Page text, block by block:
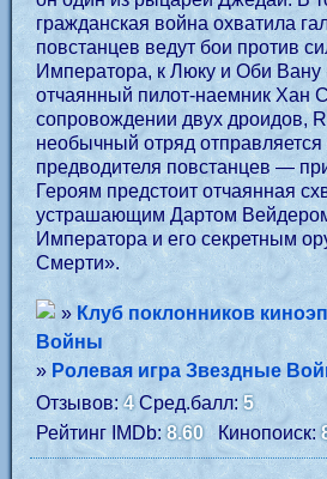
гражданская война охватила
повстанцев ведут бои против
Императора, к Люку и Оби Вану
отчаянный пилот-наемник Хан
сопровождении двух дроидов,
необычный отряд отправляется
предводителя повстанцев —
Героям предстоит отчаянная
устрашающим Дартом
Императора и его секретным
Смерти».
»Клуб поклонников
Войны
» Ролевая игра Звездные
Отзывов:4Сред.балл: 5
Рейтинг IMDb:8.60Кинопоиск: